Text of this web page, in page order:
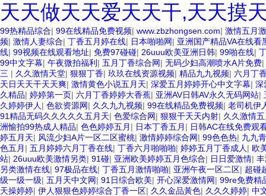
天天做天天爱天天干,天天摸
99热精品综合| 99在线精品免费视频| www.zbzhongsen.com| 激情五月
频| 激情人妻综合| 丁香五月婷在线| 日本啪啪网| 亚洲国产精品VA在线看
线| 99视频在线观看地址| 免费97碰碰| 26uuu欧美亚洲日韩| 99啪在线|
99中文字幕| 午夜微拍福利 | 五月丁香综合网| 无码少妇高潮喷水A片免费|
三 | 久久激情天堂| 狠狠丁香| 玖玖在线资源视频| 精品九九视频| 六月丁
天日天天干天天爽| 激情黄色小说五月天| 深爱五月婷婷开心中文字幕| 深
久精品| 婷婷第一页| 六月丁香婷婷大香蕉| 亚洲AV日韩AV永久无码网站|
久婷婷伊人 | 色欲资源网| 久久九九视频| 99在线精品免费视频| 老司机伊
91精品无码久久久久久五月天| 色爱综合网| 狠狠干天天内射| 久久激情
洲愉拍99热成人精品| 色色婷婷五月 | 日本丁香五月 | 日韩AC在线免费观
婷五月天| 风流少妇A片一区二区蜜桃| 激情婷婷综合网| 99色色热| 九九
色五月 | 五月婷婷六月丁香在线| 丁香六月啪啪啪| 婷婷五月丁香成人 | 欧
站| 26uuu欧美激情另类| 91碰| 亚洲欧美婷婷五月色综合| 日日爱激情|
另类激情在线| 97极品在线| 丁香五月激情啪啪| 亚洲午夜一区二区| 超碰
级一级一级| 五月天中文网| 91日综合欧美| 开心深爱激情网| 99re免费精
天操婷婷| 伊人狠狠色婷婷综合丁香一区| 久久金品黃色| 久久久婷婷| 中